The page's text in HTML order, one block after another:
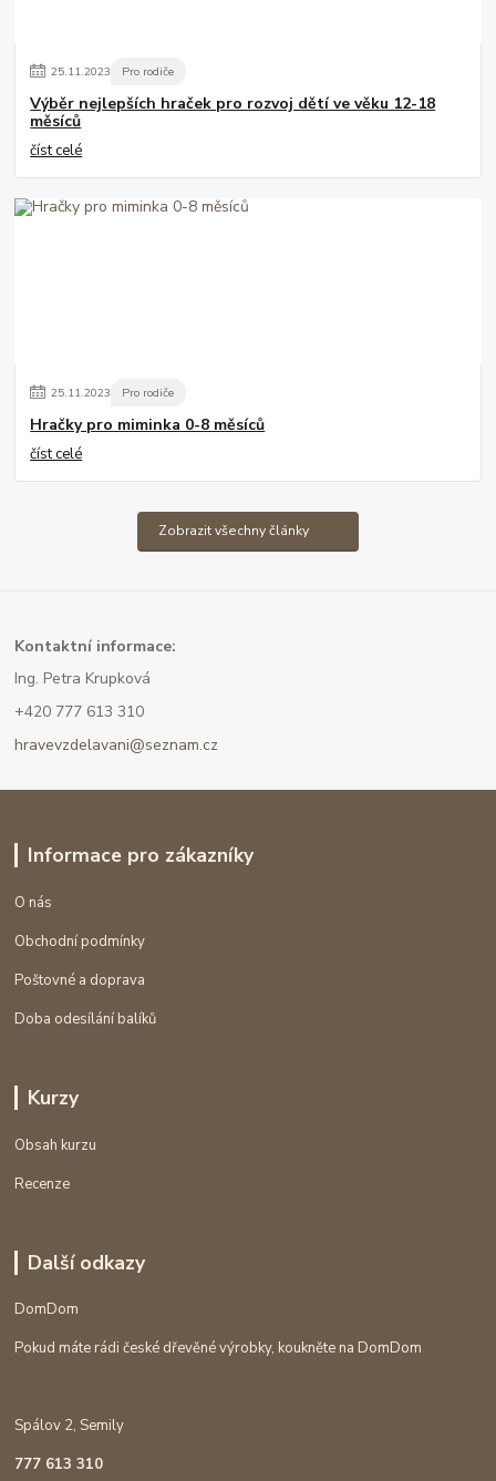
25.11.2023 Pro rodiče
Výběr nejlepších hraček pro rozvoj dětí ve věku 12-18
měsíců
číst celé
25.11.2023 Pro rodiče
Hračky pro miminka 0-8 měsíců
číst celé
Zobrazit všechny články
Kontaktní informace:
Ing. Petra Krupková
+420 777 613 310
hravevzdelavani@seznam.cz
Informace pro zákazníky
O nás
Obchodní podmínky
Poštovné a doprava
Doba odesílání balíků
Kurzy
Obsah kurzu
Recenze
Další odkazy
DomDom
Pokud máte rádi české dřevěné výrobky, koukněte na DomDom
Spálov 2, Semily
777 613 310